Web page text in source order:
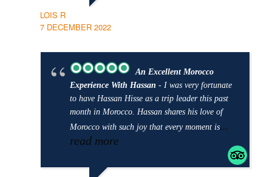
LOIS R
7 DECEMBER 2022
An Excellent Morocco
Experience With Hassan - I was very fortunate
to have Hassan Hisse as a trip leader this past
month in Morocco. Hassan shares his love of
Morocco with such joy that every moment is...
read more